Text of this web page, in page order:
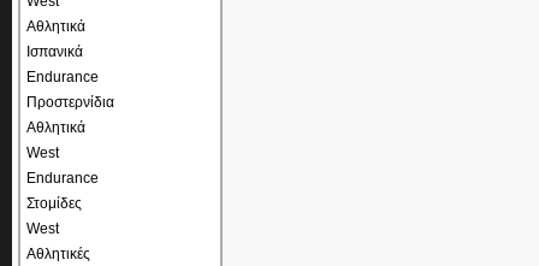
Αθλητικά
Ισπανικά
Endurance
Προστερνίδια
Αθλητικά
West
Endurance
Στομίδες
West
Αθλητικές